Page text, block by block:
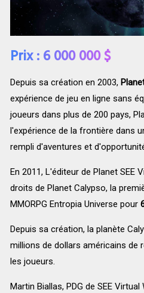
Prix : 6 000 000 $
Depuis sa création en 2003,
expérience de jeu en ligne sans
joueurs dans plus de 200 pays,
l'expérience de la frontière dans
rempli d'aventures et
En 2011, L'éditeur de Planet SEE
droits de Planet Calypso, la
MMORPG Entropia Universe pour
Depuis sa création, la planète
millions de dollars américains de
les joueurs.
Martin Biallas, PDG de SEE Virtual